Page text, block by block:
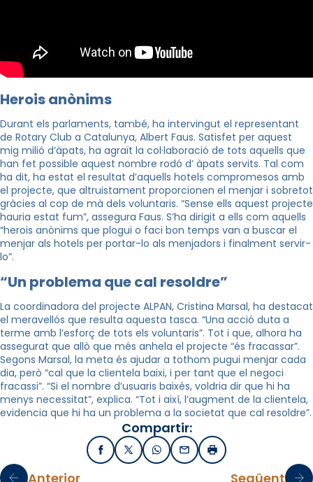
Herois anònims
Durant els parlaments, també, ha intervingut el representant
de Rotary Club a Catalunya, Albert Faus. Satisfet per aquest
mig milió d’àpats, ha agraït la col·laboració de tots aquells que
han fet possible aquest nombre rodó d’ àpats servits. Tal com
ha dit, ha estat el resultat d’aquells hotels compromesos amb
el projecte, que altruistament proporcionen el menjar i sobretot
gràcies al cop de mà dels voluntaris. “Sense ells aquest projecte
hauria estat fum”, assegura Faus. S’ha dirigit a ells com aquells
“herois anònims que plogui o faci bon temps van a buscar el
menjar als hotels per portar-lo als menjadors i finalment servir-
lo”.
“Un problema que cal resoldre”
La coordinadora del projecte ALPAN, Cristina Marsal, ha destacat
el meravellós que resulta aquesta tasca. “Una acció duta a
terme amb l’esforç de tots els voluntaris”. Tot i que, alhora ha
assegurat que allò que més anhela el projecte “és fracassar”.
Segons Marsal, la meta és ajudar a tothom pugui menjar cada
dia, però “cal que la clientela baixi, i per tant que el negoci
fracassi”. “Si el nombre d’usuaris baixés, voldria dir que hi ha
menys necessitat”, explica. “Tot i així, l’augment de la clientela,
evidencia que hi ha un problema a la societat que cal resoldre”.
Compartir:
FacebookX / TwitterWhatsApp
EmailImprimir
Anterior Següent